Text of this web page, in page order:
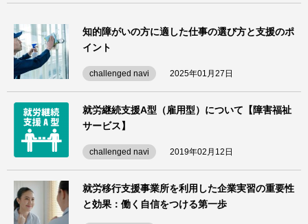
知的障がいの方に適した仕事の選び方と支援のポ
イント
challenged navi 2025年01月27日
就労継続支援A型（雇用型）について【障害福祉
サービス】
challenged navi 2019年02月12日
就労移行支援事業所を利用した企業実習の重要性
と効果：働く自信をつける第一歩